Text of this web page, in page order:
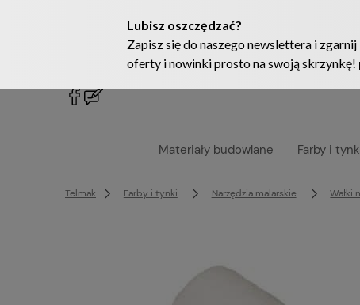
222905958 sklep@telmak.pl
Materiały budowlane Farby i
Telmak Farby i tynki Narzędzia malarskie Wałki